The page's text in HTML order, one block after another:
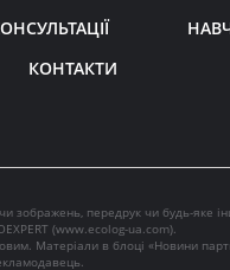
КОНТАКТИ
зображень, передрук чи будь-яке
(www.ecolog-ua.com).
Матеріали в блоці «Новини